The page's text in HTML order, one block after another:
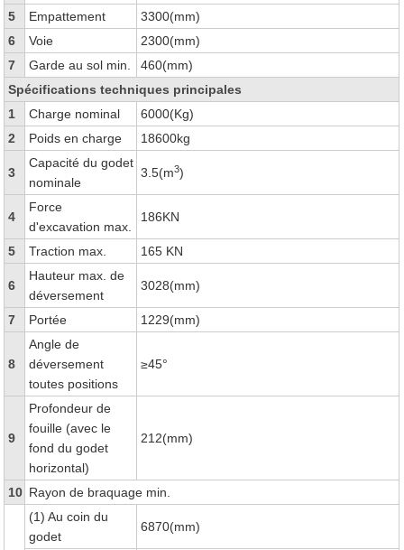
5 Empattement
3300(mm)
6
Voie
2300(mm)
7
Garde au sol min.
460(mm)
Spécifications techniques principales
1
Charge nominal
6000(Kg)
2
Poids en charge 18600kg
3
Capacité du godet
nominale
3.5(m3)
4
Force
d'excavation max.
186KN
5 Traction max. 165 KN
6
Hauteur max. de
déversement
3028(mm)
7 Portée 1229(mm)
8
Angle de
déversement
toutes positions
≥45°
9
Profondeur de
fouille (avec le
fond du godet
horizontal)
212(mm)
10 Rayon de braquage min.
(1) Au coin du
godet
6870(mm)